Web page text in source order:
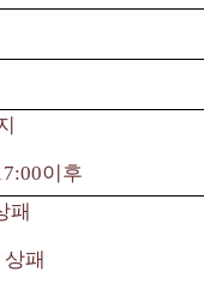
이후
패
상패